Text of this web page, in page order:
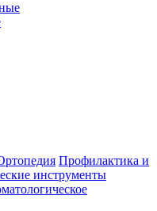
Профилактика и
инструменты